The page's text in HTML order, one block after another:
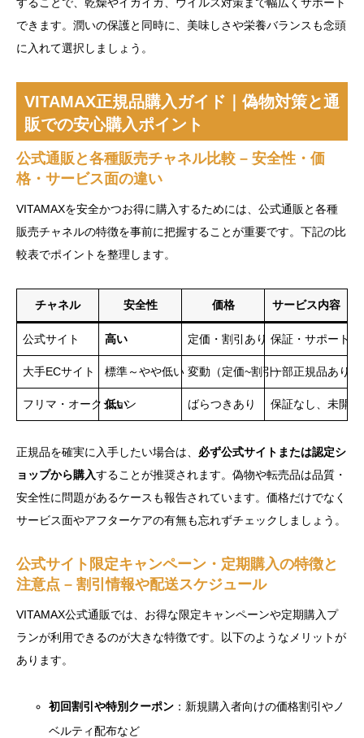
できます。潤いの保護と同時に、美味しさや栄養バランスも念頭
に入れて選択しましょう。
VITAMAX正規品購入ガイド｜偽物対策と通
販での安心購入ポイント
公式通販と各種販売チャネル比較 – 安全性・価
格・サービス面の違い
VITAMAXを安全かつお得に購入するためには、公式通販と各種
販売チャネルの特徴を事前に把握することが重要です。下記の比
較表でポイントを整理します。
チャネル 安全性 価格 サービス内容
公式サイト 高い 定価・割引あり 保証・サポート
大手ECサイト 標準～やや低い 変動（定価~割引）一部正規品あり
フリマ・オークション
低い ばらつきあり 保証なし、未開
正規品を確実に入手したい場合は、 必ず公式サイトまたは認定シ
ョップから購入することが推奨されます。偽物や転売品は品質・
安全性に問題があるケースも報告されています。価格だけでなく
サービス面やアフターケアの有無も忘れずチェックしましょう。
公式サイト限定キャンペーン・定期購入の特徴と
注意点 – 割引情報や配送スケジュール
VITAMAX公式通販では、お得な限定キャンペーンや定期購入プ
ランが利用できるのが大きな特徴です。以下のようなメリットが
あります。
初回割引や特別クーポン ：新規購入者向けの価格割引やノ
ベルティ配布など